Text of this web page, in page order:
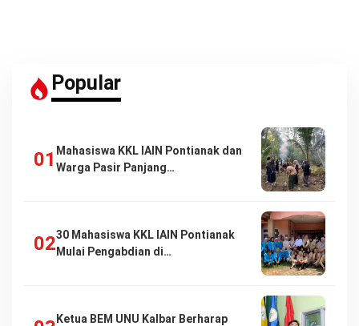
Popular
Mahasiswa KKL IAIN Pontianak dan
Warga Pasir Panjang…
30 Mahasiswa KKL IAIN Pontianak
Mulai Pengabdian di…
Ketua BEM UNU Kalbar Berharap